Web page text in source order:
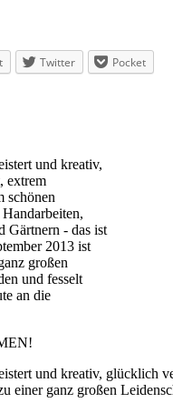
Twitter Pocket
und kreativ,
extrem
schönen
Gärtnern - das ist
2013 ist
großen
und fesselt
an die
und kreativ, glücklich
einer ganz großen